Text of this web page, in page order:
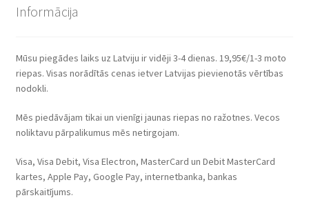
Informācija
Mūsu piegādes laiks uz Latviju ir vidēji 3-4 dienas. 19,95€/1-3 moto
riepas. Visas norādītās cenas ietver Latvijas pievienotās vērtības
nodokli.
Mēs piedāvājam tikai un vienīgi jaunas riepas no ražotnes. Vecos
noliktavu pārpalikumus mēs netirgojam.
Visa, Visa Debit, Visa Electron, MasterCard un Debit MasterCard
kartes, Apple Pay, Google Pay, internetbanka, bankas
pārskaitījums.